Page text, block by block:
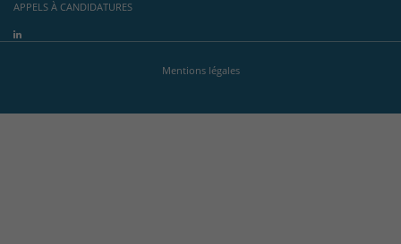
APPELS À CANDIDATURES
Mentions légales